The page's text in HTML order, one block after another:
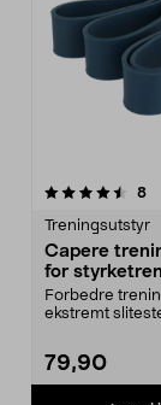
8
Treningsutstyr
Capere
for
Forbedre
ekstremt
79,90
3.0av 5